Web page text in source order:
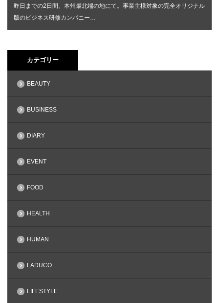
昨日までの2日間。本州最北端の地にて。事業主様対象の完全オリジナル
版のビジネス研修カンパニー…
カテゴリー
BEAUTY
BUSINESS
DIARY
EVENT
FOOD
HEALTH
HUMAN
LADUCO
LIFESTYLE